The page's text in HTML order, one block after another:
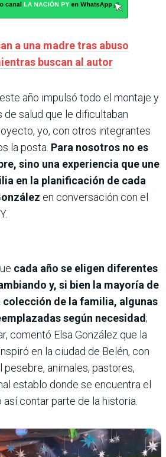
a una madre tras abuso
buscan al autor
año impulsó todo el montaje y
de salud que le dificultaban
yo, con otros integrantes
la posta. Para nosotros no es
sino una experiencia que une
en la planificación de cada
en conversación con el
cada año se eligen diferentes
y, si bien la mayoría de
colección de la familia, algunas
según necesidad;
comentó Elsa González que la
en la ciudad de Belén, con
pesebre, animales, pastores,
establo donde se encuentra el
contar parte de la historia.